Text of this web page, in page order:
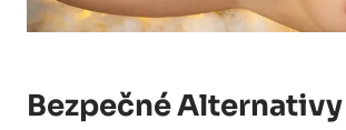
Bezpečné Alternativy